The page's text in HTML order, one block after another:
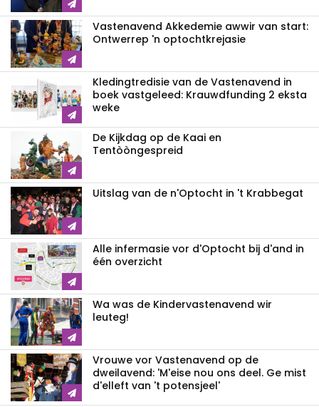
Vastenavend Akkedemie awwir van start:
Ontwerrep 'n optochtkrejasie
Kledingtredisie van de Vastenavend in
boek vastgeleed: Krauwdfunding 2 eksta
weke
De Kijkdag op de Kaai en
Tentòòngespreid
Uitslag van de n'Optocht in 't Krabbegat
Alle infermasie vor d'Optocht bij d'and in
één overzicht
Wa was de Kindervastenavend wir
leuteg!
Vrouwe vor Vastenavend op de
dweilavend: 'M'eise nou ons deel. Ge mist
d'elleft van 't potensjeel'